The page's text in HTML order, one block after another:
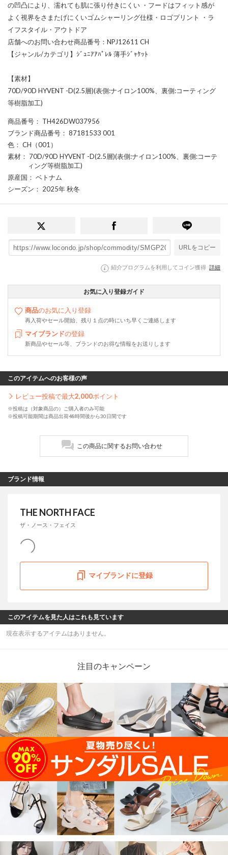
の凹凸により、濡れても肌に張り付きにくい ・フードはフィット感が
よく視界をさまたげにくいゴムシャーリング仕様・ロゴプリント ・ラ
イフスタイル・アウトドア
店舗へのお問い合わせ商品番号：NPJ12611 CH
【ジャンル/カテゴリ】ｼﾞｭﾆｱｱﾊﾟﾚﾙ 薄手ｼﾞｬｹｯﾄ
【素材】
70D/90D HYVENT -D(2.5層)(表側:ナイロン100%、裏側:コーティング
等樹脂加工)
商品番号 ： TH426DW037956
ブランド商品番号 ： 87181533 001
色 ： CH（001）
素材 ： 70D/90D HYVENT -D(2.5層)(表側:ナイロン100%、裏側:コーテ
ィング等樹脂加工)
原産国 ： ベトナム
シーズン ： 2025年 秋冬
URLをコピー
紹介プログラムを利用してコイン獲得 詳細
お気に入り登録ガイド
商品のお気に入り登録
再入荷やセール開始、残り１点の時にいち早くご連絡します
マイブランドの登録
新商品やセール等、ブランドのお得な情報をお送りします
このアイテムへのお客様の声
レビュー投稿で最大2,000ポイント
※投稿は（対象商品の）ご購入者のみ可能
※投稿可能期間は商品出荷48時間後から30日間です
この商品に関するお問い合わせ
ブランド情報
THE NORTH FACE
ザ・ノース・フェイス
マイブランドに登録
このアイテムを見た人はこれも見ています
現在表示するアイテムはありません。
注目のキャンペーン